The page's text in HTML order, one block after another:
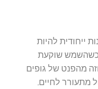
להיות
שוקעת
של גופים
לחיים,